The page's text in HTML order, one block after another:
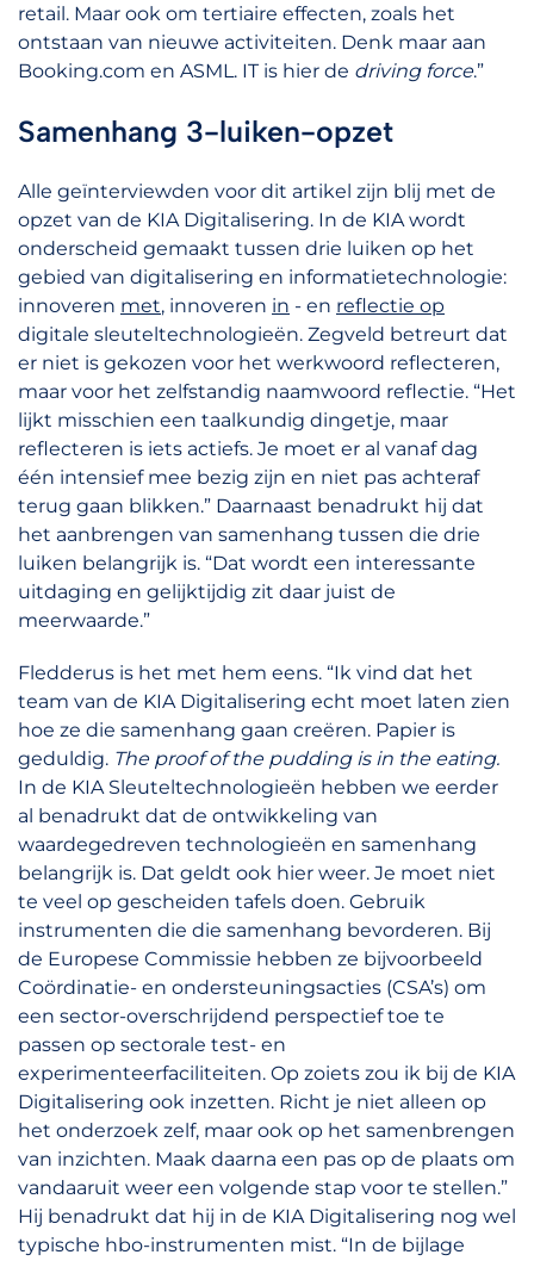
retail. Maar ook om tertiaire effecten, zoals het
ontstaan van nieuwe activiteiten. Denk maar aan
Booking.com en ASML. IT is hier de driving force.”
Samenhang 3-luiken-opzet
Alle geïnterviewden voor dit artikel zijn blij met de
opzet van de KIA Digitalisering. In de KIA wordt
onderscheid gemaakt tussen drie luiken op het
gebied van digitalisering en informatietechnologie:
innoveren met, innoveren in - en reflectie op
digitale sleuteltechnologieën. Zegveld betreurt dat
er niet is gekozen voor het werkwoord reflecteren,
maar voor het zelfstandig naamwoord reflectie. “Het
lijkt misschien een taalkundig dingetje, maar
reflecteren is iets actiefs. Je moet er al vanaf dag
één intensief mee bezig zijn en niet pas achteraf
terug gaan blikken.” Daarnaast benadrukt hij dat
het aanbrengen van samenhang tussen die drie
luiken belangrijk is. “Dat wordt een interessante
uitdaging en gelijktijdig zit daar juist de
meerwaarde.”
Fledderus is het met hem eens. “Ik vind dat het
team van de KIA Digitalisering echt moet laten zien
hoe ze die samenhang gaan creëren. Papier is
geduldig. The proof of the pudding is in the eating.
In de KIA Sleuteltechnologieën hebben we eerder
al benadrukt dat de ontwikkeling van
waardegedreven technologieën en samenhang
belangrijk is. Dat geldt ook hier weer. Je moet niet
te veel op gescheiden tafels doen. Gebruik
instrumenten die die samenhang bevorderen. Bij
de Europese Commissie hebben ze bijvoorbeeld
Coördinatie- en ondersteuningsacties (CSA’s) om
een sector-overschrijdend perspectief toe te
passen op sectorale test- en
experimenteerfaciliteiten. Op zoiets zou ik bij de KIA
Digitalisering ook inzetten. Richt je niet alleen op
het onderzoek zelf, maar ook op het samenbrengen
van inzichten. Maak daarna een pas op de plaats om
vandaaruit weer een volgende stap voor te stellen.”
Hij benadrukt dat hij in de KIA Digitalisering nog wel
typische hbo-instrumenten mist. “In de bijlage